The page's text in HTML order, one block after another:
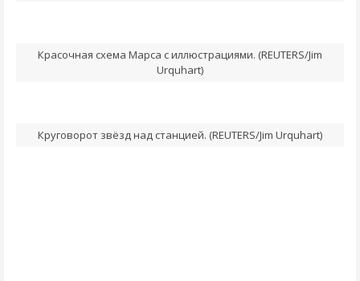
Красочная схема Марса с иллюстрациями. (REUTERS/Jim
Urquhart)
Круговорот звёзд над станцией. (REUTERS/Jim Urquhart)